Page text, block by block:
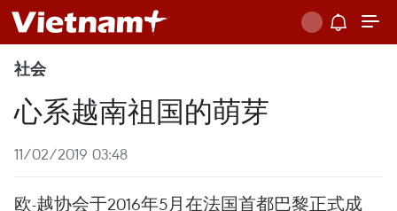
社会
心系越南祖国的萌芽
11/02/2019 03:48
欧-越协会于2016年5月在法国首都巴黎正式成